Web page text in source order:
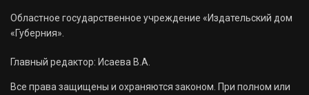
Областное государственное учреждение «Издательский дом
«Губерния».
Главный редактор: Исаева В.А.
Все права защищены и охраняются законом. При полном или